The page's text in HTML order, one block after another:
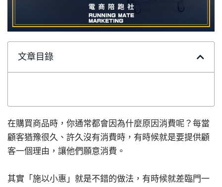
文章目錄
在購買商品時，你通常都會因為什麼原因消費呢？每當
顧客猶豫很久、許久沒有消費時，有時候就是要提供顧
客一個理由，讓他們願意消費。
其實「施以小惠」就是不錯的做法，有時候就差臨門一